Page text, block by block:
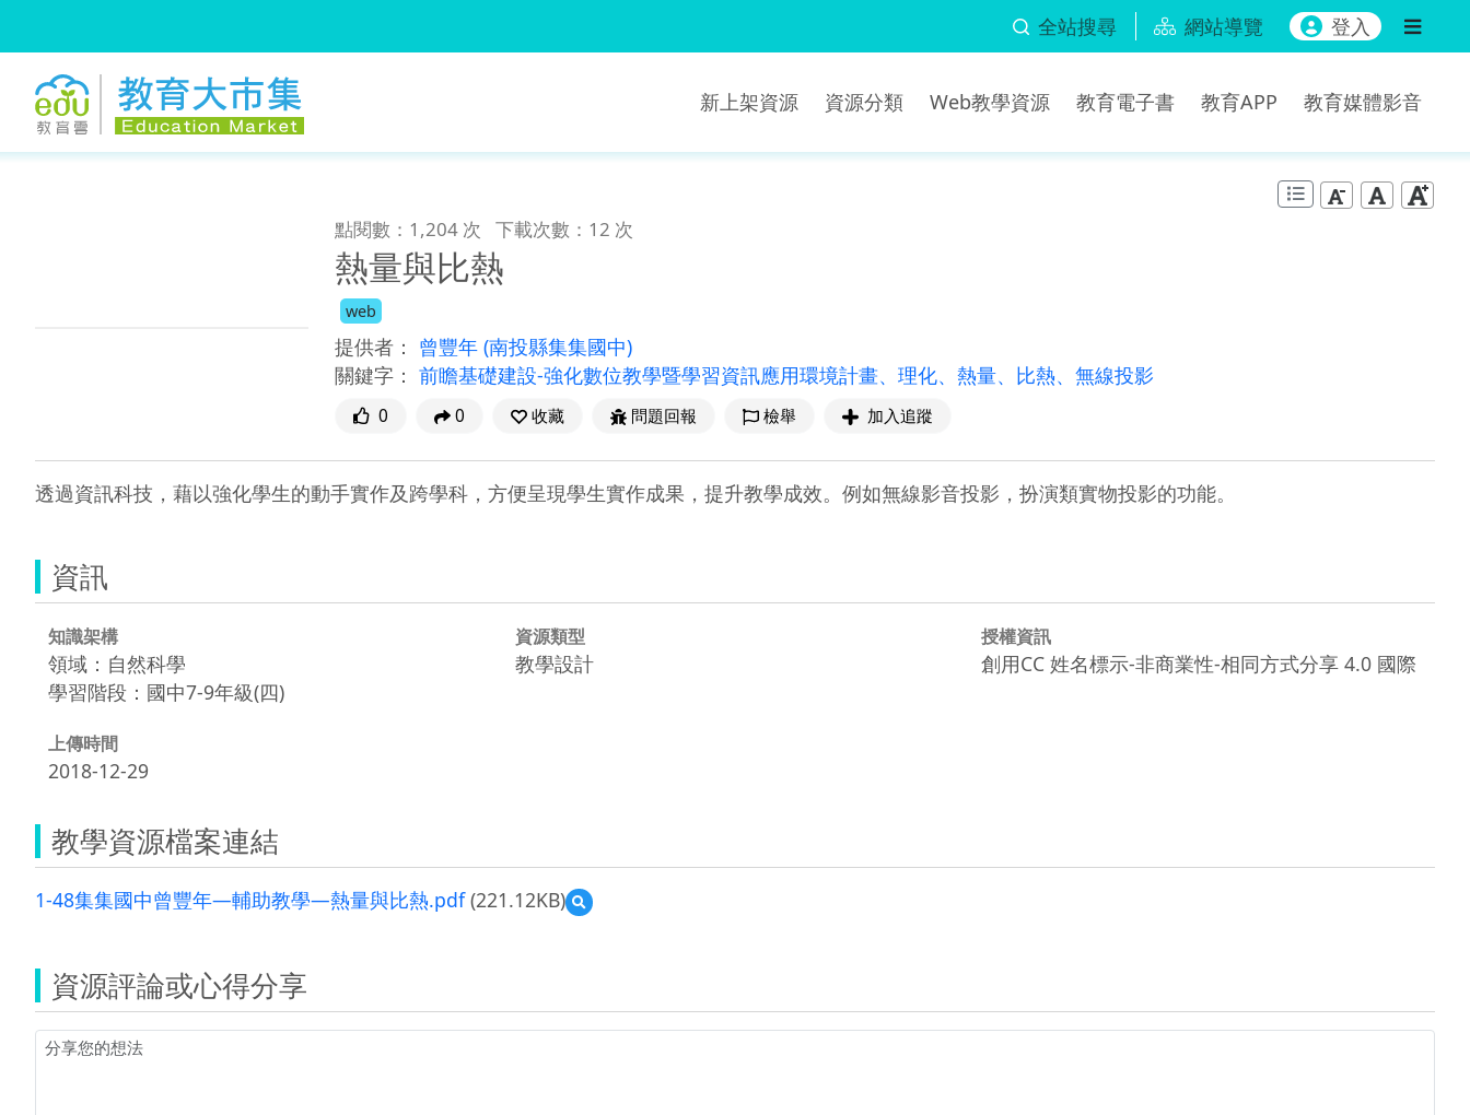
全站搜尋 網站導覽 登入
新上架資源 資源分類 Web教學資源 教育電子書 教育APP 教育媒體影音
點閱數：1,204 次 下載次數：12 次
熱量與比熱
web
提供者： 曾豐年 (南投縣集集國中)
關鍵字： 前瞻基礎建設-強化數位教學暨學習資訊應用環境計畫、理化、熱量、比熱、無線投影
0 0 收藏 問題回報 檢舉 加入追蹤
透過資訊科技，藉以強化學生的動手實作及跨學科，方便呈現學生實作成果，提升教學成效。例如無線影音投影，扮演類實物投影的功能。
資訊
知識架構
領域：自然科學
學習階段：國中7-9年級(四)
資源類型
教學設計
授權資訊
創用CC 姓名標示-非商業性-相同方式分享 4.0 國際
上傳時間
2018-12-29
教學資源檔案連結
1-48集集國中曾豐年—輔助教學—熱量與比熱.pdf(221.12KB)
預
覽
國
資源評論或心得分享